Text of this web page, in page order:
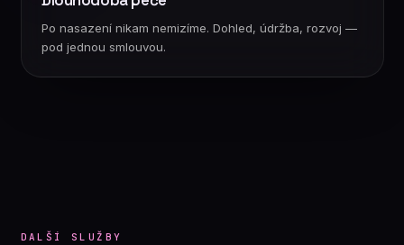
Po nasazení nikam nemizíme. Dohled, údržba, rozvoj —
pod jednou smlouvou.
DALŠÍ SLUŽBY